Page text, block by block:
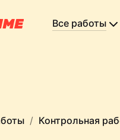
Все работы
Контрольная